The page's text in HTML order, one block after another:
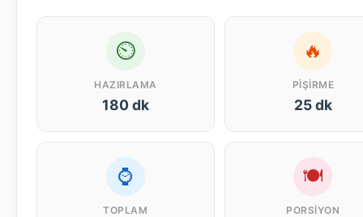
⏲
HAZIRLAMA
180 dk
🔥
PIŞIRME
25 dk
⌚
TOPLAM
🍽
PORSIYON